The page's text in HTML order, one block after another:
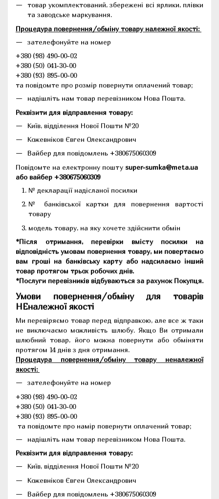
товар укомплектований, збережені всі ярлики, плівки
та заводське маркування.
Процедура повернення/обміну товару належної якості:
зателефонуйте на номер
+380 (98) 490-00-02
+380 (50) 041-30-00
+380 (93) 895-00-00
та повідомте про розмір повернути оплачений товар;
надішліть нам товар перевізником Нова Пошта.
Реквізити для відправлення товару:
Київ, відділення Нової Пошти №20
Кожевніков Євген Олександрович
Вайбер для повідомлень +380675060309
Повідомте на електронну пошту super-sumka@meta.ua
або вайбер +380675060309
№ декларації надісланої посилки
№ банківської картки для повернення вартості
товару
модель товару, на яку хочете здійснити обмін
*Після отримання, перевірки вмісту посилки на
відповідність умовам повернення товару, ми повертаємо
вам гроші на банківську карту або надсилаємо інший
товар протягом трьох робочих днів.
*Послуги перевізників відбуваються за рахунок Покупця.
Умови повернення/обміну для товарів
НЕналежної якості
Ми перевіряємо товар перед відправкою, але все ж таки
не виключаємо можливість шлюбу. Якщо Ви отримали
шлюбний товар, його можна повернути або обміняти
протягом 14 днів з дня отримання.
Процедура повернення/обміну товару неналежної
якості:
зателефонуйте на номер
+380 (98) 490-00-02
+380 (50) 041-30-00
+380 (93) 895-00-00
та повідомте про намір повернути оплачений товар;
надішліть нам товар перевізником Нова Пошта.
Реквізити для відправлення товару:
Київ, відділення Нової Пошти №20
Кожевніков Євген Олександрович
Вайбер для повідомлень +380675060309